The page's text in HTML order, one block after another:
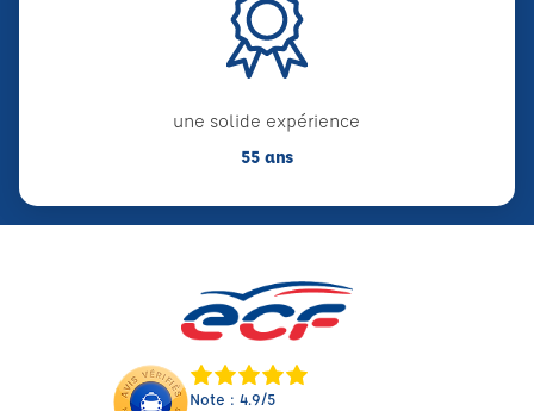
une solide expérience
55 ans
Note : 4.9/5